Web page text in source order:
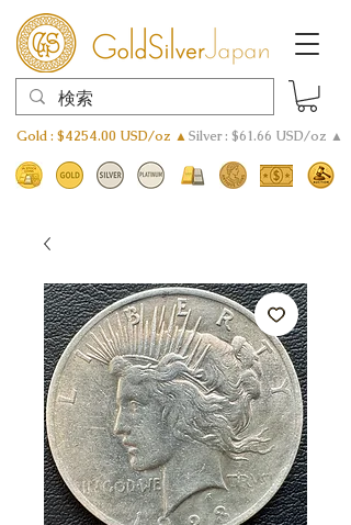
Gold : $4254.00 USD/oz ▲Silver : $61.66 USD/oz ▲